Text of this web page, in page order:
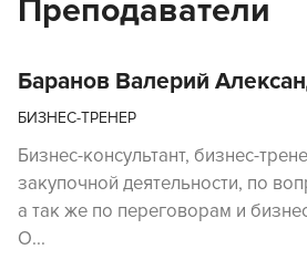
Преподаватели
Баранов Валерий
БИЗНЕС-ТРЕНЕР
Бизнес-консультант, бизнес-
закупочной деятельности, по
а так же по переговорам и
О...